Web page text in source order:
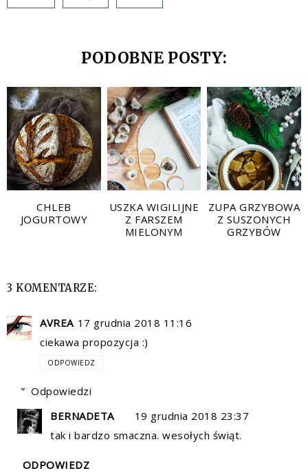
PODOBNE POSTY:
CHLEB
JOGURTOWY
USZKA WIGILIJNE
Z FARSZEM
MIELONYM
ZUPA GRZYBOWA
Z SUSZONYCH
GRZYBÓW
3 KOMENTARZE:
AVREA 17 grudnia 2018 11:16
ciekawa propozycja :)
ODPOWIEDZ
Odpowiedzi
BERNADETA
19 grudnia 2018 23:37
tak i bardzo smaczna. wesołych świąt.
ODPOWIEDZ